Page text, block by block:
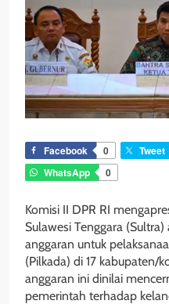
Facebook 0 Tweet
WhatsApp
0
Komisi II DPR RI
Sulawesi Tenggara
anggaran untuk
(Pilkada) di 17 kabupaten/
anggaran ini dinilai
pemerintah terhadap